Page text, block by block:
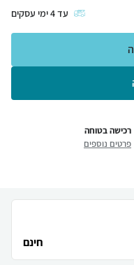
עד4ימי עסקים
רכישה בטוחה
פרטים נוספים
חינם